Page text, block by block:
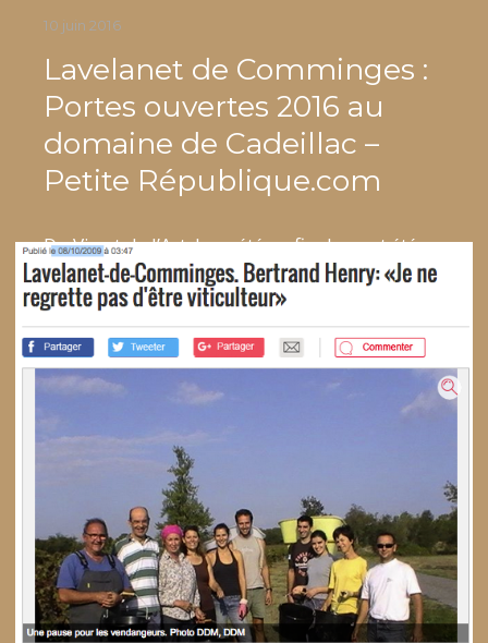
10 juin 2016
Lavelanet de Comminges :
Portes ouvertes 2016 au
domaine de Cadeillac –
Petite République.com
Du Vin et de l’Art. La météo a finalement été
clémente pour ces portes ouvertes 2016 au
Domaine de Cadeillac, propriété de Bertrand
Henry, Vigneron Indépendant à Lavelanet de
Comminges. C’est dans le cadre de
l’événement national « Bienvenue à la…